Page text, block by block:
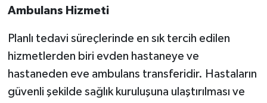
Ambulans Hizmeti
Planlı tedavi süreçlerinde en sık tercih edilen
hizmetlerden biri evden hastaneye ve
hastaneden eve ambulans transferidir. Hastaların
güvenli şekilde sağlık kuruluşuna ulaştırılması ve